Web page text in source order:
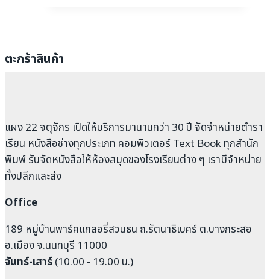
ตะกร้าสินค้า
แผง 22 จตุจักร เปิดให้บริการมานานกว่า 30 ปี จัดจำหน่ายตำรา
เรียน หนังสือช่างทุกประเภท คอมพิวเตอร์ Text Book ทุกสำนัก
พิมพ์ รับจัดหนังสือให้ห้องสมุดของโรงเรียนต่าง ๆ เรามีจำหน่าย
ทั้งปลีกและส่ง
Office
189 หมู่บ้านพาร์คแกลอรี่สวนธน ถ.รัตนาธิเบศร์ ต.บางกระสอ
อ.เมือง จ.นนทบุรี 11000
จันทร์-เสาร์(10.00 - 19.00 น.)